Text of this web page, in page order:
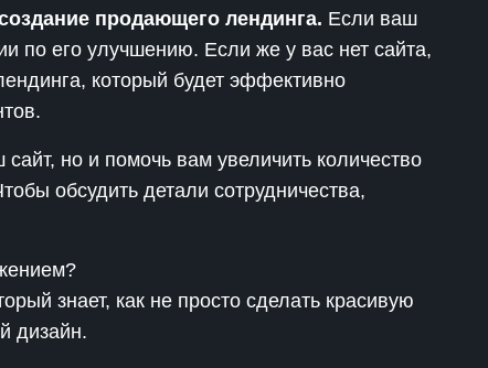
продающего лендинга. Если ваш
по его улучшению. Если же у вас нет сайта,
который будет эффективно
но и помочь вам увеличить количество
обсудить детали сотрудничества,
знает, как не просто сделать красивую
дизайн.